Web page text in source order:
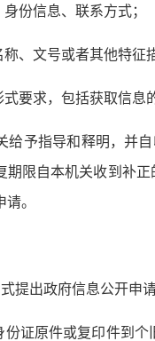
份信息、联系方式；
、文号或者其他特征
要求，包括获取信息
给予指导和释明，并
期限自本机关收到补
。
提出政府信息公开申请
份证原件或复印件到